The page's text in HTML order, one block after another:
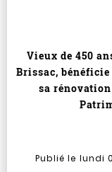
Vieux de 450
Brissac, bénéficie
sa
Publié le lundi